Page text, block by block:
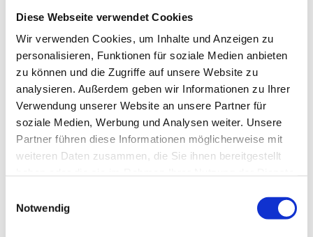
Diese Webseite verwendet Cookies
Wir verwenden Cookies, um Inhalte und Anzeigen zu
personalisieren, Funktionen für soziale Medien anbieten
zu können und die Zugriffe auf unsere Website zu
analysieren. Außerdem geben wir Informationen zu Ihrer
Verwendung unserer Website an unsere Partner für
soziale Medien, Werbung und Analysen weiter. Unsere
Partner führen diese Informationen möglicherweise mit
weiteren Daten zusammen, die Sie ihnen bereitgestellt
Detaillierte Informationen und wie Sie Ihre Einwilligung
Notwendig
6. So kommunizierst
du deinen USP richtig